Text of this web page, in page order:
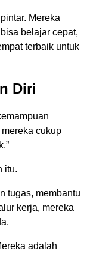
Mereka
belajar cepat,
terbaik untuk
Diri
cukup
itu.
tugas, membantu
kerja, mereka
adalah